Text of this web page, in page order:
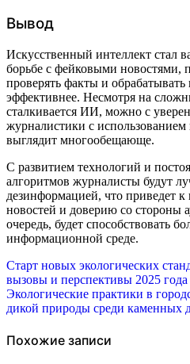
Вывод
Искусственный интеллект стал
борьбе с фейковыми новостями,
проверять факты и
эффективнее. Несмотря на
сталкивается ИИ, можно с
журналистики с
выглядит многообещающе.
С развитием технологий и
алгоритмов журналисты будут
дезинформацией, что приведет
новостей и доверию со стороны
очередь, будет способствовать
информационной среде.
Навигация
по
записям
Старт новых экологических
вызовы и перспективы 2025 года
Экологические практики в
дикой природы среди каменных
Похожие записи